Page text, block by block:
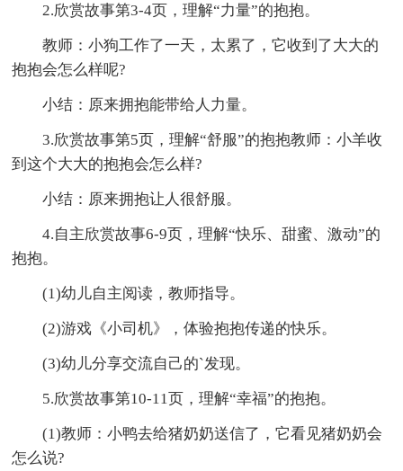
2.欣赏故事第3-4页，理解“力量”的抱抱。
教师：小狗工作了一天，太累了，它收到了大大的
抱抱会怎么样呢?
小结：原来拥抱能带给人力量。
3.欣赏故事第5页，理解“舒服”的抱抱教师：小羊收
到这个大大的抱抱会怎么样?
小结：原来拥抱让人很舒服。
4.自主欣赏故事6-9页，理解“快乐、甜蜜、激动”的
抱抱。
(1)幼儿自主阅读，教师指导。
(2)游戏《小司机》，体验抱抱传递的快乐。
(3)幼儿分享交流自己的`发现。
5.欣赏故事第10-11页，理解“幸福”的抱抱。
(1)教师：小鸭去给猪奶奶送信了，它看见猪奶奶会
怎么说?